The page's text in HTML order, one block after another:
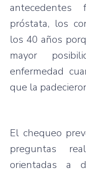
próstata, los
los 40 años
mayor
enfermedad
que la
El chequeo
preguntas
orientadas a